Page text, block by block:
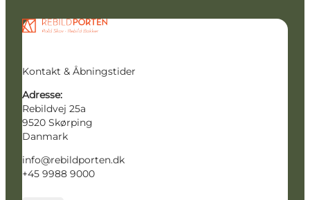
Kontakt & Åbningstider
Adresse:
Rebildvej 25a
9520 Skørping
Danmark
info@rebildporten.dk
+45 9988 9000